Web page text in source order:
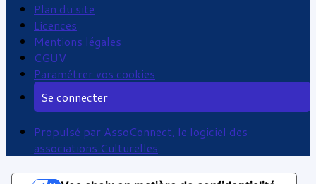
Plan du site
Licences
Mentions légales
CGUV
Paramétrer vos cookies
Se connecter
Propulsé par AssoConnect, le logiciel des
associations Culturelles